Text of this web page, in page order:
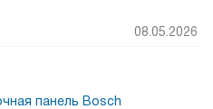
08.05.2026
панель Bosch